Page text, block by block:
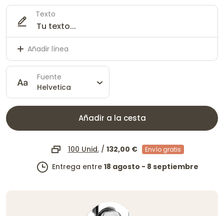
Texto
Añadir línea
Fuente
Helvetica
Añadir a la cesta
100 Unid./ 132,00 € Envío gratis
Entrega entre 18 agosto - 8 septiembre